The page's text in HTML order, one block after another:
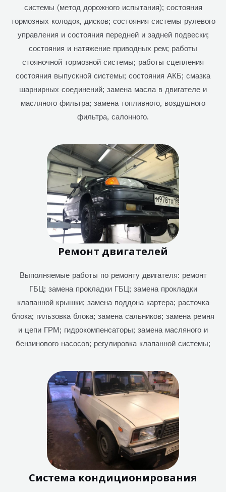
системы (метод дорожного испытания); состояния
тормозных колодок, дисков; состояния системы рулевого
управления и состояния передней и задней подвески;
состояния и натяжение приводных рем; работы
стояночной тормозной системы; работы сцепления
состояния выпускной системы; состояния АКБ; смазка
шарнирных соединений; замена масла в двигателе и
масляного фильтра; замена топливного, воздушного
фильтра, салонного.
Ремонт двигателей
Выполняемые работы по ремонту двигателя: ремонт
ГБЦ; замена прокладки ГБЦ; замена прокладки
клапанной крышки; замена поддона картера; расточка
блока; гильзовка блока; замена сальников; замена ремня
и цепи ГРМ; гидрокомпенсаторы; замена масляного и
бензинового насосов; регулировка клапанной системы;
Система кондиционирования